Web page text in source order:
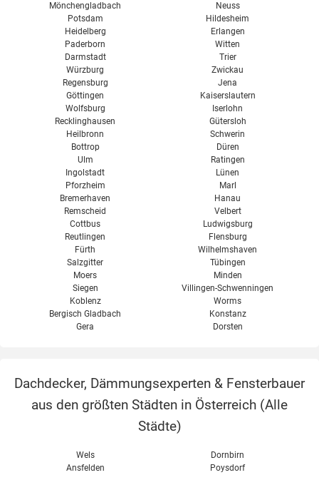
Mönchengladbach
Neuss
Potsdam
Heidelberg
Paderborn
Darmstadt
Würzburg
Regensburg
Göttingen
Wolfsburg
Recklinghausen
Heilbronn
Bottrop
Ulm
Ingolstadt
Pforzheim
Bremerhaven
Remscheid
Cottbus
Reutlingen
Fürth
Salzgitter
Moers
Siegen
Koblenz
Bergisch Gladbach
Gera
Hildesheim
Erlangen
Witten
Trier
Zwickau
Jena
Kaiserslautern
Iserlohn
Gütersloh
Schwerin
Düren
Ratingen
Lünen
Marl
Hanau
Velbert
Ludwigsburg
Flensburg
Wilhelmshaven
Tübingen
Minden
Villingen-Schwenningen
Worms
Konstanz
Dorsten
Dachdecker, Dämmungsexperten & Fensterbauer
aus den größten Städten in Österreich (Alle
Städte)
Wels
Dornbirn
Ansfelden
Poysdorf